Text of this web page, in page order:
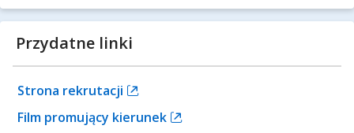
Przydatne linki
Strona rekrutacji
Film promujący kierunek